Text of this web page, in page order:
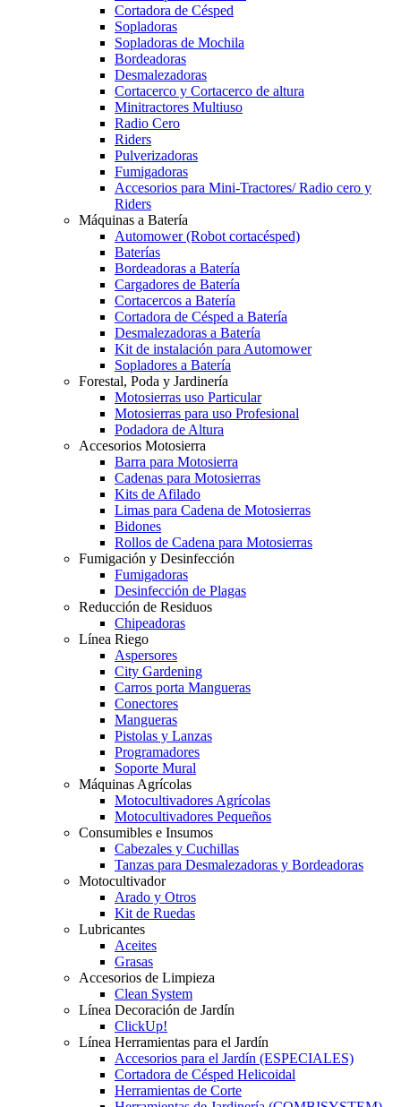
Cortadora de Césped
Sopladoras
Sopladoras de Mochila
Bordeadoras
Desmalezadoras
Cortacerco y Cortacerco de altura
Minitractores Multiuso
Radio Cero
Riders
Pulverizadoras
Fumigadoras
Accesorios para Mini-Tractores/ Radio cero y
Riders
Máquinas a Batería
Automower (Robot cortacésped)
Baterías
Bordeadoras a Batería
Cargadores de Batería
Cortacercos a Batería
Cortadora de Césped a Batería
Desmalezadoras a Batería
Kit de instalación para Automower
Sopladores a Batería
Forestal, Poda y Jardinería
Motosierras uso Particular
Motosierras para uso Profesional
Podadora de Altura
Accesorios Motosierra
Barra para Motosierra
Cadenas para Motosierras
Kits de Afilado
Limas para Cadena de Motosierras
Bidones
Rollos de Cadena para Motosierras
Fumigación y Desinfección
Fumigadoras
Desinfección de Plagas
Reducción de Residuos
Chipeadoras
Línea Riego
Aspersores
City Gardening
Carros porta Mangueras
Conectores
Mangueras
Pistolas y Lanzas
Programadores
Soporte Mural
Máquinas Agrícolas
Motocultivadores Agrícolas
Motocultivadores Pequeños
Consumibles e Insumos
Cabezales y Cuchillas
Tanzas para Desmalezadoras y Bordeadoras
Motocultivador
Arado y Otros
Kit de Ruedas
Lubricantes
Aceites
Grasas
Accesorios de Limpieza
Clean System
Línea Decoración de Jardín
ClickUp!
Línea Herramientas para el Jardín
Accesorios para el Jardín (ESPECIALES)
Cortadora de Césped Helicoidal
Herramientas de Corte